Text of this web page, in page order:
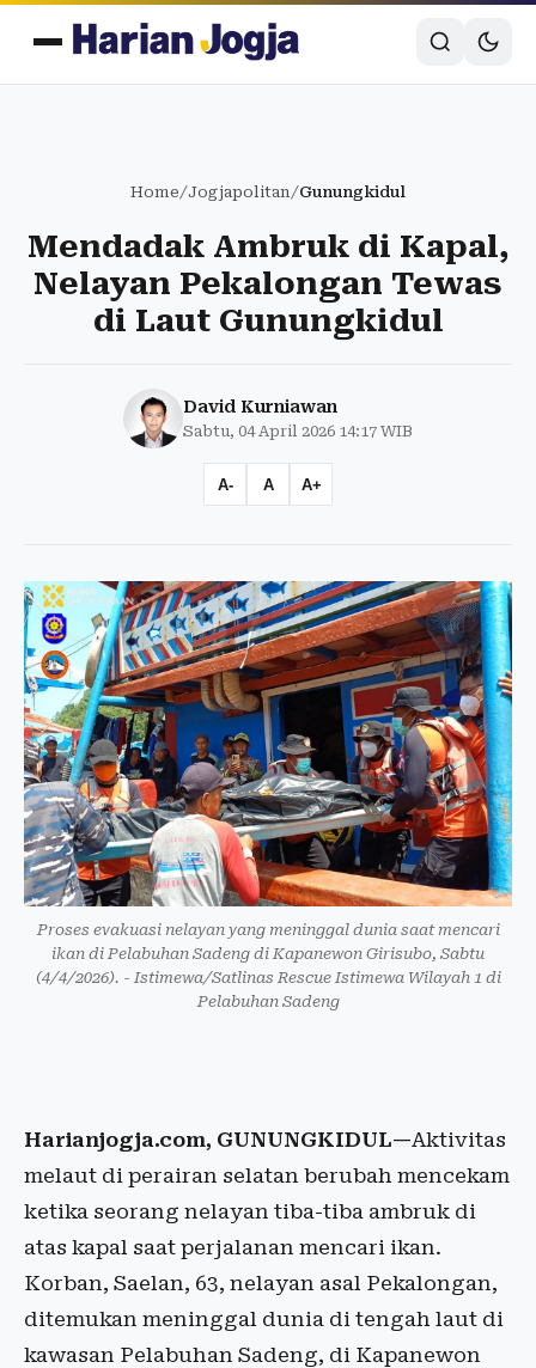
Home/Jogjapolitan/Gunungkidul
Mendadak Ambruk di Kapal,
Nelayan Pekalongan Tewas
di Laut Gunungkidul
David Kurniawan
Sabtu, 04 April 2026 14:17 WIB
A- A A+
Proses evakuasi nelayan yang meninggal dunia saat mencari
ikan di Pelabuhan Sadeng di Kapanewon Girisubo, Sabtu
(4/4/2026). - Istimewa/Satlinas Rescue Istimewa Wilayah 1 di
Pelabuhan Sadeng
Harianjogja.com, GUNUNGKIDUL—Aktivitas
melaut di perairan selatan berubah mencekam
ketika seorang nelayan tiba-tiba ambruk di
atas kapal saat perjalanan mencari ikan.
Korban, Saelan, 63, nelayan asal Pekalongan,
ditemukan meninggal dunia di tengah laut di
kawasan Pelabuhan Sadeng, di Kapanewon